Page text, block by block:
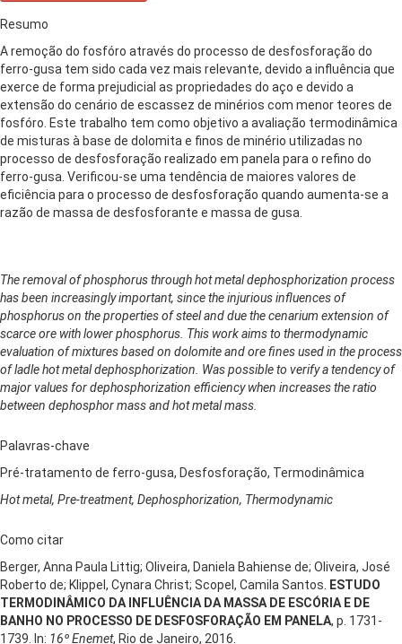
Resumo
A remoção do fosfóro através do processo de desfosforação do
ferro-gusa tem sido cada vez mais relevante, devido a influência que
exerce de forma prejudicial as propriedades do aço e devido a
extensão do cenário de escassez de minérios com menor teores de
fosfóro. Este trabalho tem como objetivo a avaliação termodinâmica
de misturas à base de dolomita e finos de minério utilizadas no
processo de desfosforação realizado em panela para o refino do
ferro-gusa. Verificou-se uma tendência de maiores valores de
eficiência para o processo de desfosforação quando aumenta-se a
razão de massa de desfosforante e massa de gusa.
The removal of phosphorus through hot metal dephosphorization process
has been increasingly important, since the injurious influences of
phosphorus on the properties of steel and due the cenarium extension of
scarce ore with lower phosphorus. This work aims to thermodynamic
evaluation of mixtures based on dolomite and ore fines used in the process
of ladle hot metal dephosphorization. Was possible to verify a tendency of
major values for dephosphorization efficiency when increases the ratio
between dephosphor mass and hot metal mass.
Palavras-chave
Pré-tratamento de ferro-gusa, Desfosforação, Termodinâmica
Hot metal, Pre-treatment, Dephosphorization, Thermodynamic
Como citar
Berger, Anna Paula Littig; Oliveira, Daniela Bahiense de; Oliveira, José
Roberto de; Klippel, Cynara Christ; Scopel, Camila Santos.
ESTUDO
TERMODINÂMICO DA INFLUÊNCIA DA MASSA DE ESCÓRIA E DE
BANHO NO PROCESSO DE DESFOSFORAÇÃO EM PANELA, p. 1731-
1739. In: 16º Enemet, Rio de Janeiro, 2016.